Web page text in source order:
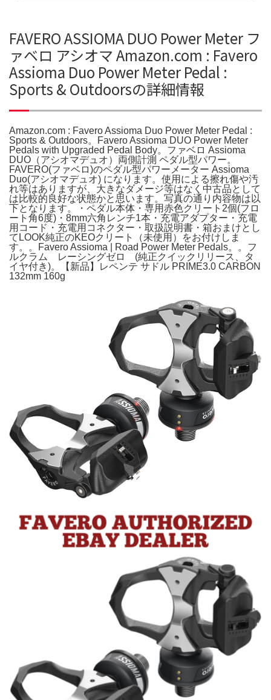
FAVERO ASSIOMA DUO Power Meter フ
ァベロ アシオマ Amazon.com : Favero
Assioma Duo Power Meter Pedal :
Sports & Outdoorsの詳細情報
Amazon.com : Favero Assioma Duo Power Meter Pedal :
Sports & Outdoors。Favero Assioma DUO Power Meter
Pedals with Upgraded Pedal Body。ファベロ Assioma
DUO（アシオマデュオ）両側計測 ペダル型パワー。
FAVERO(ファベロ)のペダル型パワーメーター Assioma
Duo(アシオマデュオ) になります。使用による擦れ傷や汚
れ等はありますが、大きなダメージ等はなく中古品として
は比較的良好な状態かと思います。写真の通り内容物は以
下となります。・ペダル本体・専用赤色クリート2個(フロ
ート角6度)・8mm六角レンチ1本・充電アダプター・充電
用コード・充電用コネクター・取扱説明書・箱おまけとし
てLOOK純正のKEOクリート（未使用）をお付けしま
す。。Favero Assioma | Road Power Meter Pedals。。フ
ルクラム レーシングゼロ (純正クイックリリース、タ
イヤ付き)。【新品】レペンテ サドル PRIME3.0 CARBON
132mm 160g